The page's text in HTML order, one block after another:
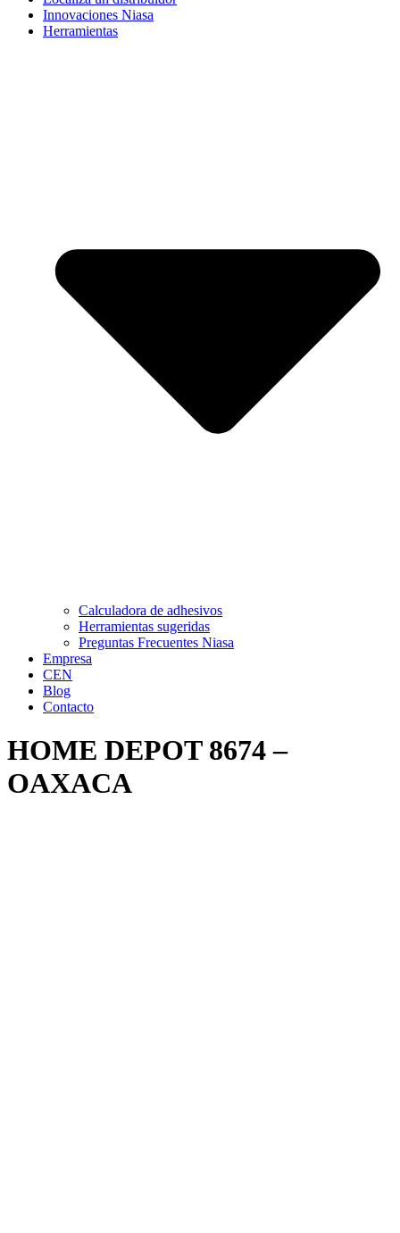
Innovaciones Niasa
Herramientas
Calculadora de adhesivos
Herramientas sugeridas
Preguntas Frecuentes Niasa
Empresa
CEN
Blog
Contacto
HOME DEPOT 8674 –
OAXACA